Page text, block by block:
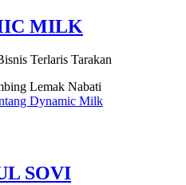
MILK
Lemak Nabati
Dynamic Milk
SOVI